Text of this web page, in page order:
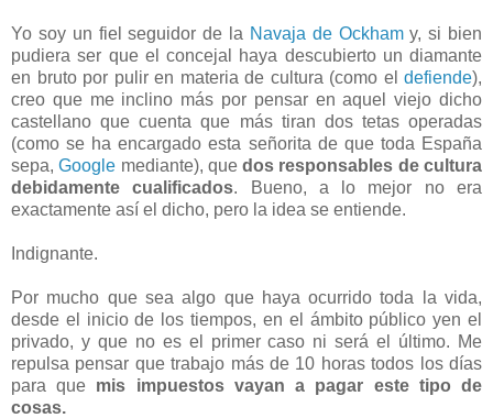
Yo soy un fiel seguidor de la Navaja de Ockhamy, si bien
pudiera ser que el concejal haya descubierto un diamante
en bruto por pulir en materia de cultura (como el defiende),
creo que me inclino más por pensar en aquel viejo dicho
castellano que cuenta que más tiran dos tetas operadas
(como se ha encargado esta señorita de que toda España
sepa,Google mediante), quedos responsables de cultura
debidamente cualificados. Bueno, a lo mejor no era
exactamente así el dicho, pero la idea se entiende.
Indignante.
Por mucho que sea algo que haya ocurrido toda la vida,
desde el inicio de los tiempos, en el ámbito público yen el
privado, y que no es el primer caso ni será el último. Me
repulsa pensar que trabajo más de 10 horas todos los días
para que mis impuestos vayan a pagar este tipo de
cosas.